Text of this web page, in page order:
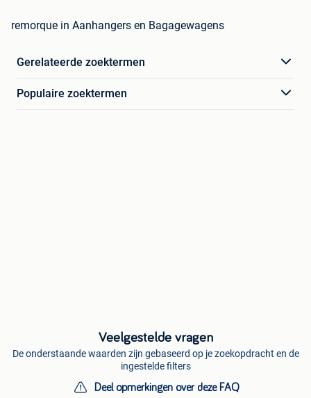
remorque in Aanhangers en Bagagewagens
Gerelateerde zoektermen
Populaire zoektermen
Veelgestelde vragen
De onderstaande waarden zijn gebaseerd op je zoekopdracht en de
ingestelde filters
Deel opmerkingen over deze FAQ